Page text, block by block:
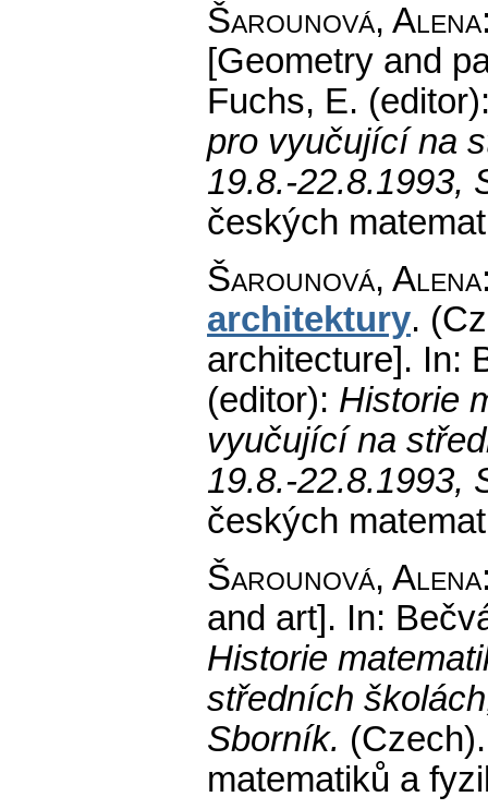
Šarounová, Alena
[Geometry and
Fuchs, E.
pro vyučující na
19.8.-22.8.1993,
českých
Šarounová, Alena
architektury.
architecture]. In:
(editor): Historie
vyučující na
19.8.-22.8.1993,
českých
Šarounová, Alena
and art]. In:
Historie
středních
Sborník. (Czech).
matematiků a